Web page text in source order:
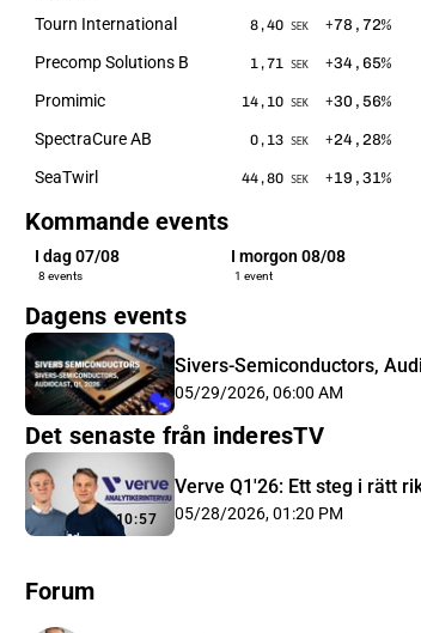
Tourn International 8,40 SEK +78,72%
Precomp Solutions B 1,71 SEK +34,65%
Promimic 14,10 SEK +30,56%
SpectraCure AB 0,13 SEK +24,28%
SeaTwirl 44,80 SEK +19,31 %
Kommande events
I dag 07/08
8 events
I morgon 08/08
1 event
Dagens events
Sivers-Semiconductors,
05/29/2026, 06:00 AM
Det senaste från inderesTV
10:57
Verve Q1'26: Ett steg i rätt
05/28/2026, 01:20 PM
Forum